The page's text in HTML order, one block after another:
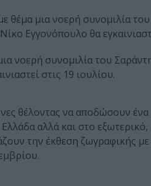
θέμα μια νοερή συνομιλία
Εγγονόπουλο θα
νοερή συνομιλία του
στις 19 ιουλίου.
θέλοντας να αποδώσουν
αλλά και στο
την έκθεση ζωγραφικής